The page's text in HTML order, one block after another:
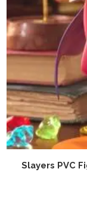
Slayers PVC